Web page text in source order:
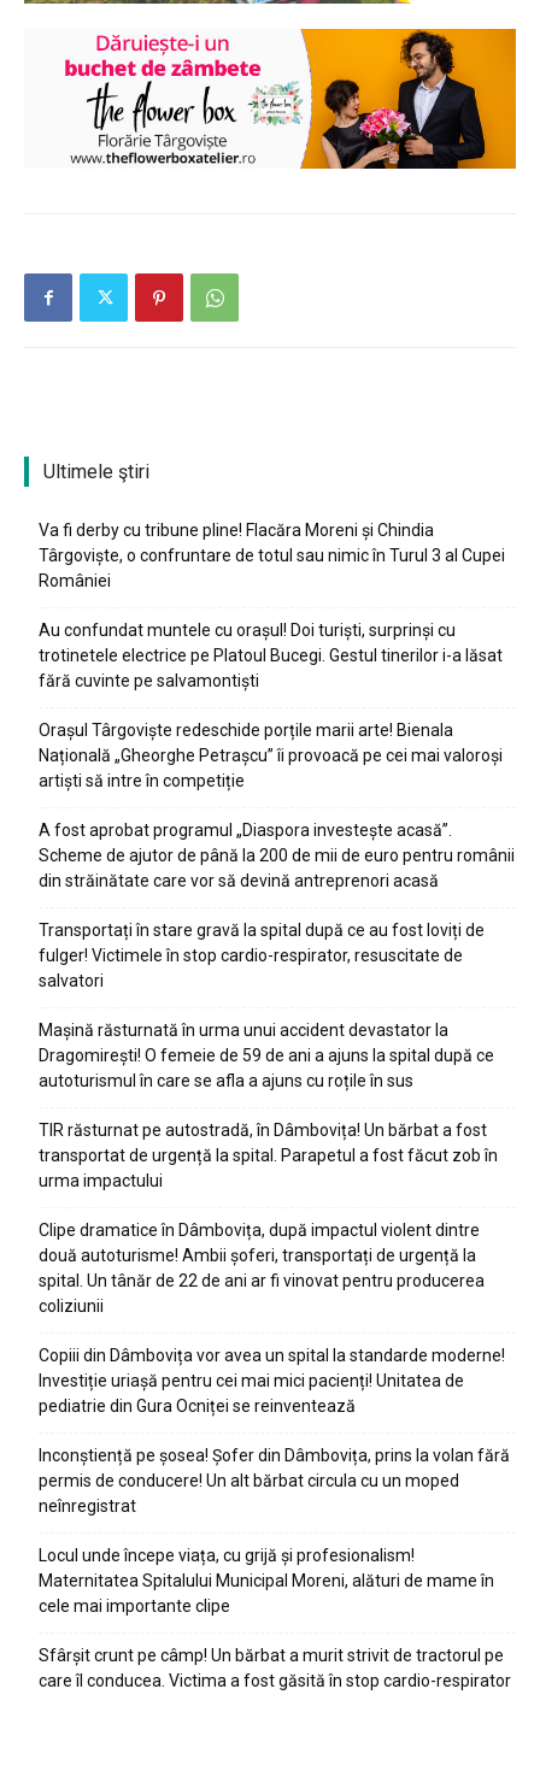
Ultimele ştiri
Va fi derby cu tribune pline! Flacăra Moreni și Chindia
Târgoviște, o confruntare de totul sau nimic în Turul 3 al Cupei
României
Au confundat muntele cu orașul! Doi turiști, surprinși cu
trotinetele electrice pe Platoul Bucegi. Gestul tinerilor i-a lăsat
fără cuvinte pe salvamontiști
Orașul Târgoviște redeschide porțile marii arte! Bienala
Națională „Gheorghe Petrașcu” îi provoacă pe cei mai valoroși
artiști să intre în competiție
A fost aprobat programul „Diaspora investește acasă”.
Scheme de ajutor de până la 200 de mii de euro pentru românii
din străinătate care vor să devină antreprenori acasă
Transportați în stare gravă la spital după ce au fost loviți de
fulger! Victimele în stop cardio-respirator, resuscitate de
salvatori
Mașină răsturnată în urma unui accident devastator la
Dragomirești! O femeie de 59 de ani a ajuns la spital după ce
autoturismul în care se afla a ajuns cu roțile în sus
TIR răsturnat pe autostradă, în Dâmbovița! Un bărbat a fost
transportat de urgență la spital. Parapetul a fost făcut zob în
urma impactului
Clipe dramatice în Dâmbovița, după impactul violent dintre
două autoturisme! Ambii șoferi, transportați de urgență la
spital. Un tânăr de 22 de ani ar fi vinovat pentru producerea
coliziunii
Copiii din Dâmbovița vor avea un spital la standarde moderne!
Investiție uriașă pentru cei mai mici pacienți! Unitatea de
pediatrie din Gura Ocniței se reinventează
Inconștiență pe șosea! Șofer din Dâmbovița, prins la volan fără
permis de conducere! Un alt bărbat circula cu un moped
neînregistrat
Locul unde începe viața, cu grijă și profesionalism!
Maternitatea Spitalului Municipal Moreni, alături de mame în
cele mai importante clipe
Sfârșit crunt pe câmp! Un bărbat a murit strivit de tractorul pe
care îl conducea. Victima a fost găsită în stop cardio-respirator